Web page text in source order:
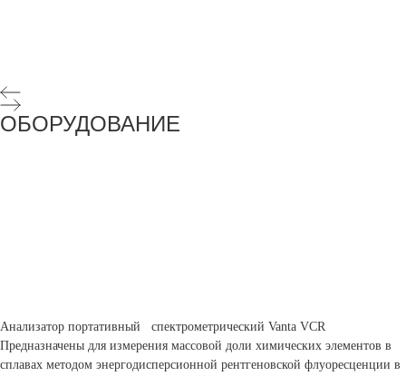
ОБОРУДОВАНИЕ
Анализатор портативный спектрометрический Vanta VCR
Предназначены для измерения массовой доли химических элементов в
сплавах методом энергодисперсионной рентгеновской флуоресценции в